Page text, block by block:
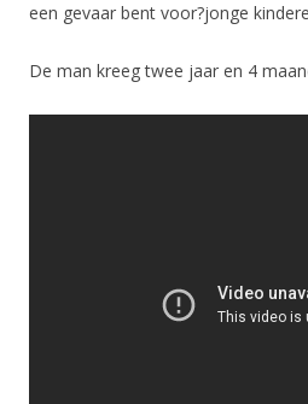
een gevaar bent voor?jonge
De man kreeg twee jaar en 4